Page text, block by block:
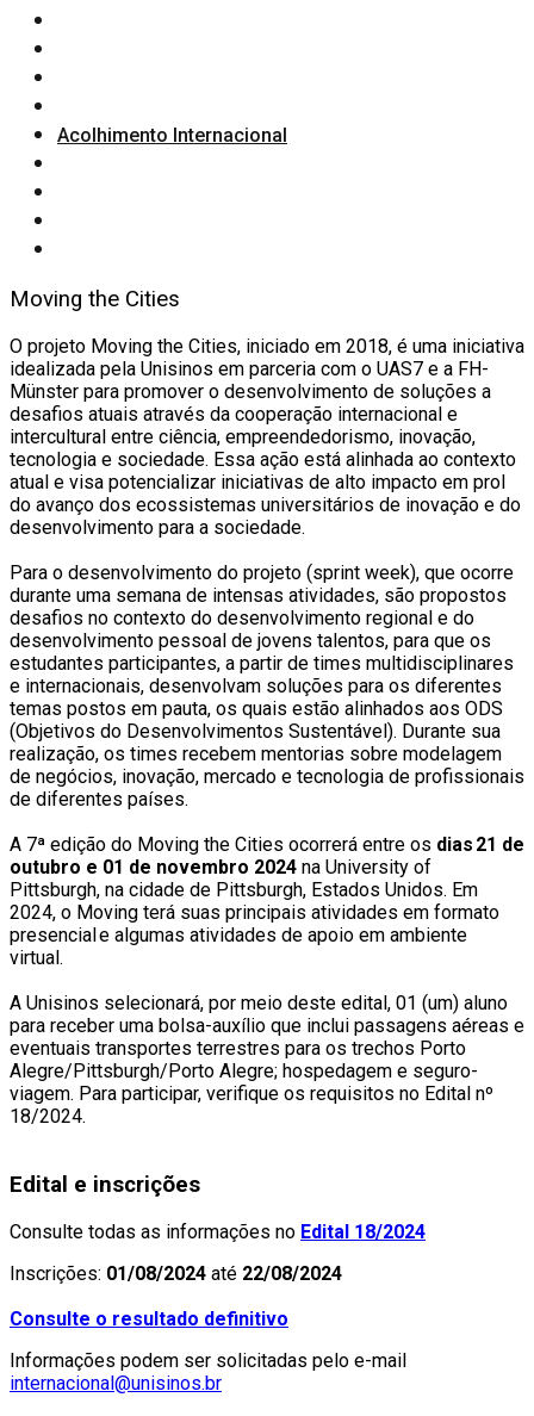
Acolhimento Internacional
Moving the Cities
O projeto Moving the Cities, iniciado em 2018, é uma iniciativa
idealizada pela Unisinos em parceria com o UAS7 e a FH-
Münster para promover o desenvolvimento de soluções a
desafios atuais através da cooperação internacional e
intercultural entre ciência, empreendedorismo, inovação,
tecnologia e sociedade. Essa ação está alinhada ao contexto
atual e visa potencializar iniciativas de alto impacto em prol
do avanço dos ecossistemas universitários de inovação e do
desenvolvimento para a sociedade.
Para o desenvolvimento do projeto (sprint week), que ocorre
durante uma semana de intensas atividades, são propostos
desafios no contexto do desenvolvimento regional e do
desenvolvimento pessoal de jovens talentos, para que os
estudantes participantes, a partir de times multidisciplinares
e internacionais, desenvolvam soluções para os diferentes
temas postos em pauta, os quais estão alinhados aos ODS
(Objetivos do Desenvolvimentos Sustentável). Durante sua
realização, os times recebem mentorias sobre modelagem
de negócios, inovação, mercado e tecnologia de profissionais
de diferentes países.
A 7ª edição do Moving the Cities ocorrerá entre os dias 21 de
outubro e 01 de novembro 2024 na University of
Pittsburgh, na cidade de Pittsburgh, Estados Unidos. Em
2024, o Moving terá suas principais atividades em formato
presencial e algumas atividades de apoio em ambiente
virtual.
A Unisinos selecionará, por meio deste edital, 01 (um) aluno
para receber uma bolsa-auxílio que inclui passagens aéreas e
eventuais transportes terrestres para os trechos Porto
Alegre/Pittsburgh/Porto Alegre; hospedagem e seguro-
viagem. Para participar, verifique os requisitos no Edital nº
18/2024.
Edital e inscrições
Consulte todas as informações no Edital 18/2024
Inscrições: 01/08/2024 até 22/08/2024
Consulte o resultado definitivo
Informações podem ser solicitadas pelo e-mail
internacional@unisinos.br